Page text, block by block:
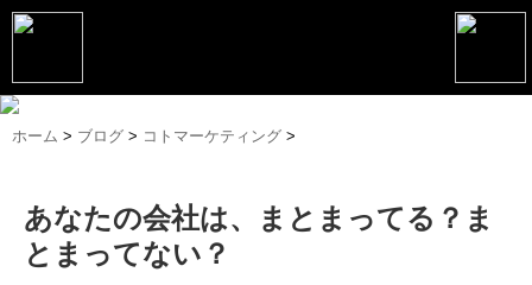
トップページ
松野恵介のブログ
会社概要
ホーム > ブログ > コトマーケティング >
あなたの会社は、まとまってる？ま
とまってない？